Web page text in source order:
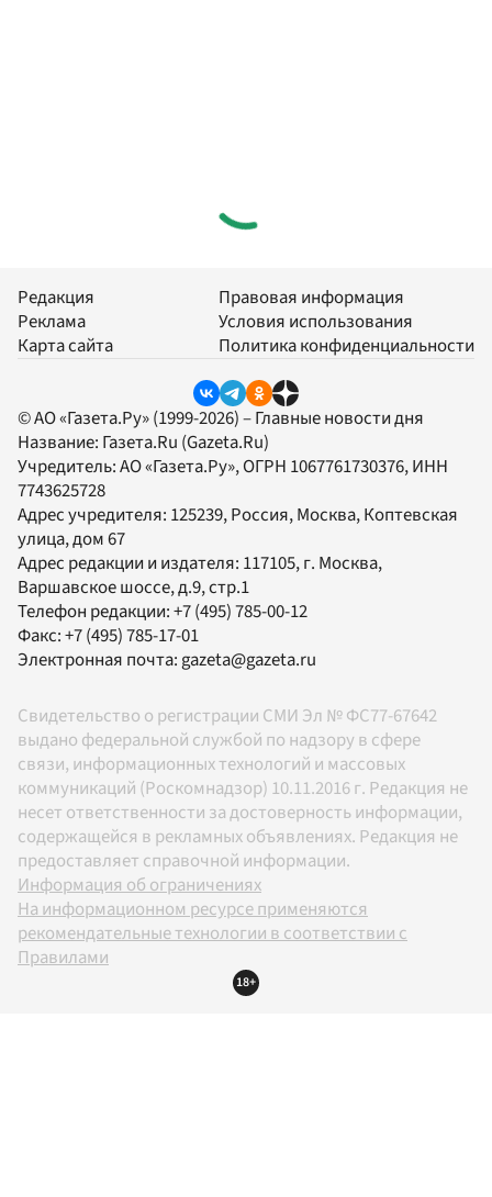
Редакция
Реклама
Карта сайта
Правовая информация
Условия использования
Политика конфиденциальности
© АО «Газета.Ру» (1999-2026) – Главные новости дня
Название: Газета.Ru (Gazeta.Ru)
Учредитель:АО «Газета.Ру», ОГРН 1067761730376, ИНН
7743625728
Адрес учредителя: 125239, Россия, Москва, Коптевская
улица, дом 67
Адрес редакции и издателя: 117105, г. Москва,
Варшавское шоссе, д.9, стр.1
Телефон редакции:+7 (495) 785-00-12
Факс:+7 (495) 785-17-01
Электронная почта:gazeta@gazeta.ru
Свидетельство о регистрации СМИ Эл № ФС77-67642
выдано федеральной службой по надзору в сфере
связи, информационных технологий и массовых
коммуникаций (Роскомнадзор) 10.11.2016 г. Редакция не
несет ответственности за достоверность информации,
содержащейся в рекламных объявлениях. Редакция не
предоставляет справочной информации.
Информация об ограничениях
На информационном ресурсе применяются
рекомендательные технологии в соответствии с
Правилами
18+